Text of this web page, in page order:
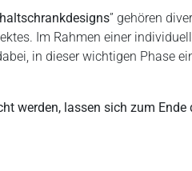
” gehören
Im Rahmen einer
in dieser wichtigen Phase
werden, lassen sich zum Ende